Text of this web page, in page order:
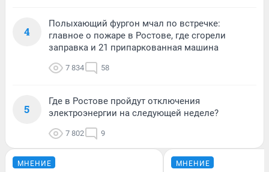
4
Полыхающий фургон мчал по встречке:
главное о пожаре в Ростове, где сгорели
заправка и 21 припаркованная машина
7 834 58
5
Где в Ростове пройдут отключения
электроэнергии на следующей неделе?
7 802 9
МНЕНИЕ МНЕНИЕ